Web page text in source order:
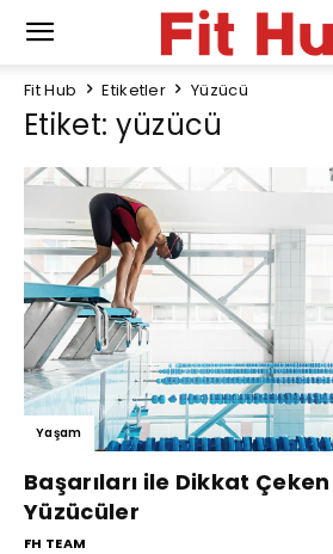
Fit Hub Etiketler Yüzücü
Etiket: yüzücü
Yaşam
Başarıları ile Dikkat Çeken
Yüzücüler
FH TEAM